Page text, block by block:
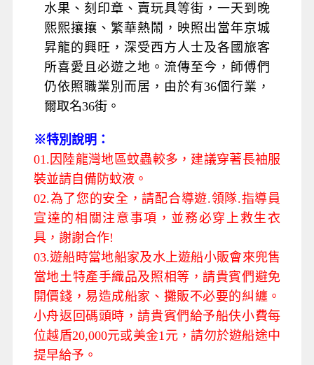
水果、刻印章、賣玩具等街，一天到晚
熙熙攘攘、繁華熱鬧，映照出當年京城
昇龍的興旺，深受西方人士及各國旅客
所喜愛且必遊之地。流傳至今，師傅們
仍依照職業別而居，由於有36個行業，
爾取名36街。
※特別說明：
01.因陸龍灣地區蚊蟲較多，建議穿著長袖服
裝並請自備防蚊液。
02.為了您的安全，請配合導遊.領隊.指導員
宣達的相關注意事項，並務必穿上救生衣
具，謝謝合作!
03.遊船時當地船家及水上遊船小販會來兜售
當地土特產手織品及照相等，請貴賓們避免
開價錢，易造成船家、攤販不必要的糾纏。
小舟返回碼頭時，請貴賓們給予船伕小費每
位越盾20,000元或美金1元，請勿於遊船途中
提早給予。